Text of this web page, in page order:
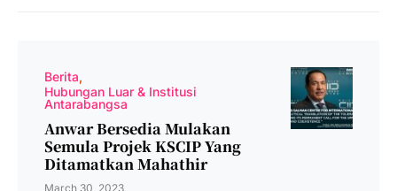
Berita
Hubungan Luar & Institusi
Antarabangsa
Anwar Bersedia Mulakan
Semula Projek KSCIP Yang
Ditamatkan Mahathir
March 30, 2023